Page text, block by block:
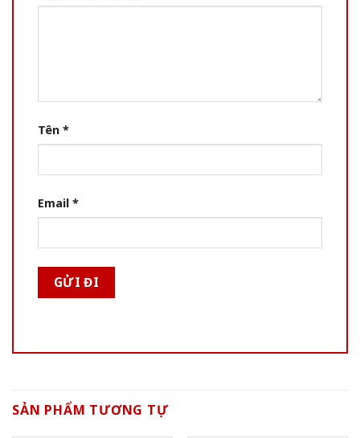
Tên *
Email *
SẢN PHẨM TƯƠNG TỰ